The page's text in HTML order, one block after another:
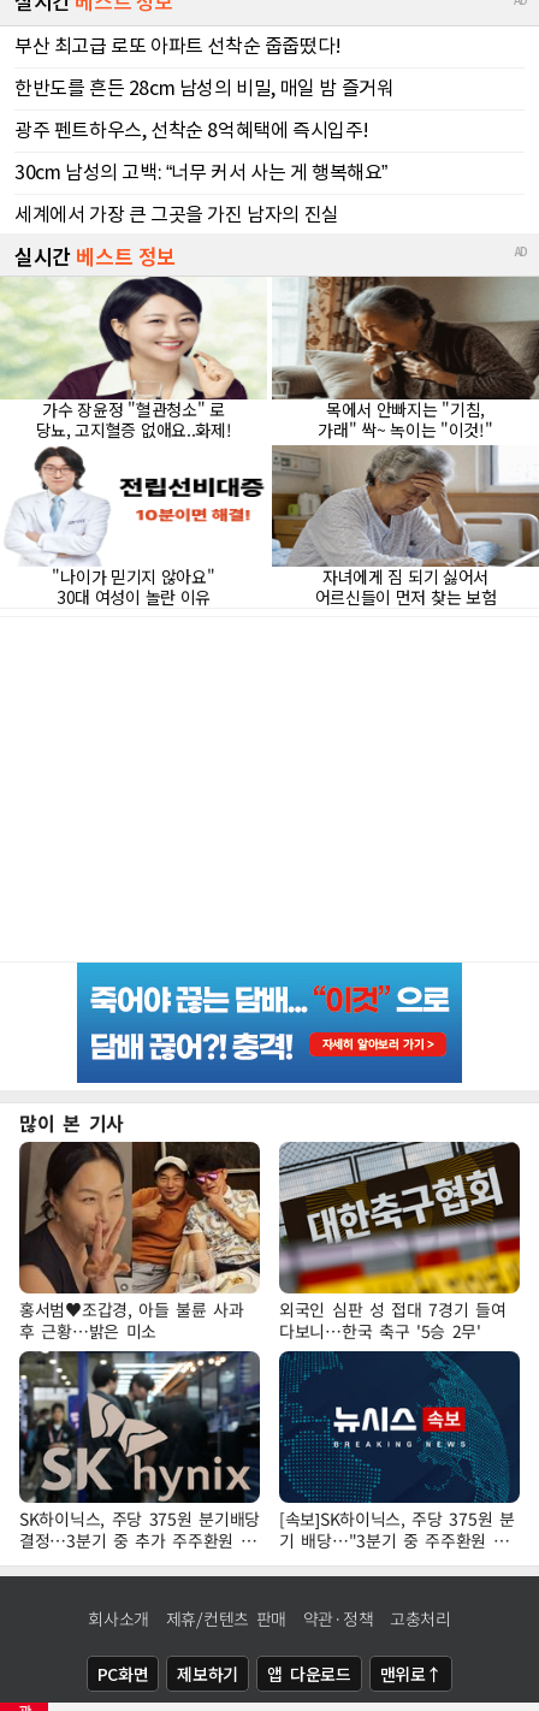
많이 본 기사
홍서범♥조갑경, 아들 불륜 사과
후 근황…밝은 미소
외국인 심판 성 접대 7경기 들여
다보니…한국 축구 '5승 2무'
SK하이닉스, 주당 375원 분기배당
결정…3분기 중 추가 주주환원 발
표
[속보]SK하이닉스, 주당 375원 분
기 배당…"3분기 중 주주환원 방
안 확정"
회사소개 제휴/컨텐츠 판매 약관·정책 고충처리
PC화면 제보하기 앱 다운로드 맨위로↑